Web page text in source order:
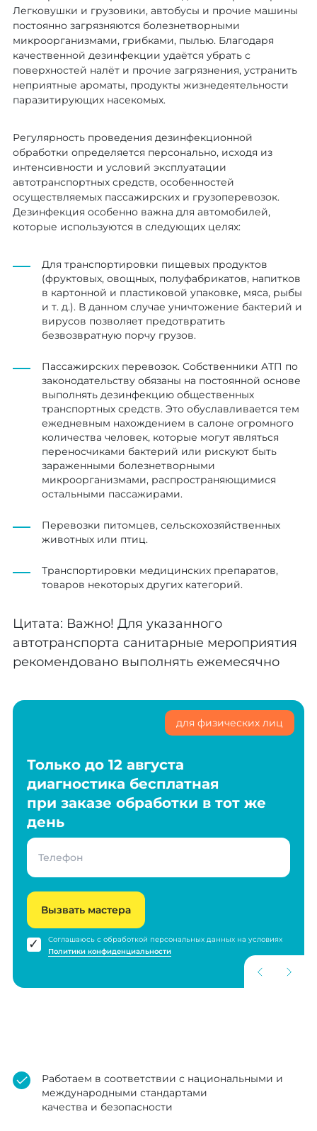
Легковушки и грузовики, автобусы и прочие машины
постоянно загрязняются болезнетворными
микроорганизмами, грибками, пылью. Благодаря
качественной дезинфекции удаётся убрать с
поверхностей налёт и прочие загрязнения, устранить
неприятные ароматы, продукты жизнедеятельности
паразитирующих насекомых.
Регулярность проведения дезинфекционной
обработки определяется персонально, исходя из
интенсивности и условий эксплуатации
автотранспортных средств, особенностей
осуществляемых пассажирских и грузоперевозок.
Дезинфекция особенно важна для автомобилей,
которые используются в следующих целях:
Для транспортировки пищевых продуктов
(фруктовых, овощных, полуфабрикатов, напитков
в картонной и пластиковой упаковке, мяса, рыбы
и т. д.). В данном случае уничтожение бактерий и
вирусов позволяет предотвратить
безвозвратную порчу грузов.
Пассажирских перевозок. Собственники АТП по
законодательству обязаны на постоянной основе
выполнять дезинфекцию общественных
транспортных средств. Это обуславливается тем
ежедневным нахождением в салоне огромного
количества человек, которые могут являться
переносчиками бактерий или рискуют быть
зараженными болезнетворными
микроорганизмами, распространяющимися
остальными пассажирами.
Перевозки питомцев, сельскохозяйственных
животных или птиц.
Транспортировки медицинских препаратов,
товаров некоторых других категорий.
Цитата: Важно! Для указанного
автотранспорта санитарные мероприятия
рекомендовано выполнять ежемесячно
Только до 12 августа
диагностика бесплатная
при заказе обработки в тот же
день
Вызвать мастера
Соглашаюсь с обработкой персональных данных на условиях
Политики конфиденциальности
для физических лиц
Работаем в соответствии с национальными и
международными стандартами
качества и безопасности